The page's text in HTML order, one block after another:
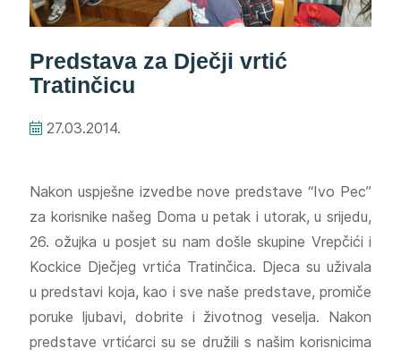
Predstava za Dječji vrtić
Tratinčicu
27.03.2014.
Nakon uspješne izvedbe nove predstave “Ivo Pec”
za korisnike našeg Doma u petak i utorak, u srijedu,
26. ožujka u posjet su nam došle skupine Vrepčići i
Kockice Dječjeg vrtića Tratinčica. Djeca su uživala
u predstavi koja, kao i sve naše predstave, promiče
poruke ljubavi, dobrite i životnog veselja. Nakon
predstave vrtićarci su se družili s našim korisnicima